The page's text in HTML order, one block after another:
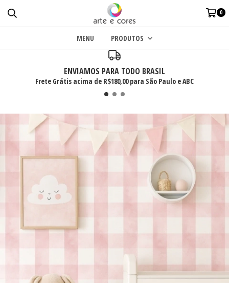
0
MENU PRODUTOS
ENVIAMOS PARA TODO BRASIL
Frete Grátis acima de R$180,00 para São Paulo e ABC